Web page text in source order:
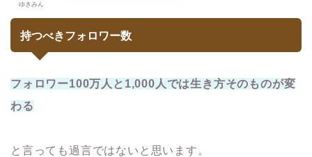
ゆきみん
持つべきフォロワー数
フォロワー100万人と1,000人では生き方そのものが変
わる
と言っても過言ではないと思います。